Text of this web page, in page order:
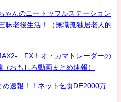
ゃんのニートッフルステーション
昧老後生活！（無職孤独居老人的
FX！オ・カマトレーダーの
おもしろ動画まとめ速報）
速報！！ネット乞食DE2000万